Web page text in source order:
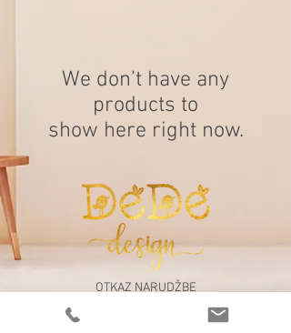
We don’t have any
products to
show here right now.
OTKAZ NARUDŽBE